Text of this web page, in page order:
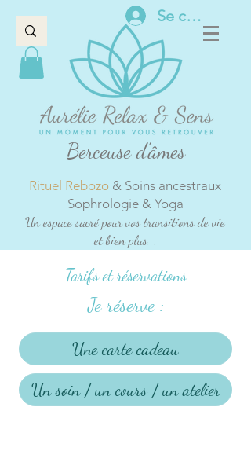
Se connecter
Berceuse d'âmes
Rituel Rebozo & Soins ancestraux
Sophrologie & Yoga
Un espace sacré pour vos transitions de vie
et bien plus...
Tarifs et réservations
Je réserve :
Une carte cadeau
Un soin / un cours / un atelier